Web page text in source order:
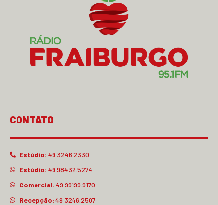
CONTATO
Estúdio: 49 3246.2330
Estúdio: 49 98432.5274
Comercial: 49 99199.9170
Recepção: 49 3246.2507